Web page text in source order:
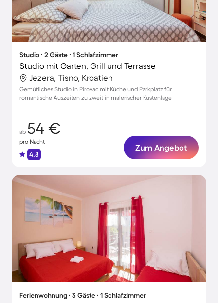
Studio ∙ 2 Gäste ∙ 1 Schlafzimmer
Studio mit Garten, Grill und Terrasse
Jezera, Tisno, Kroatien
Gemütliches Studio in Pirovac mit Küche und Parkplatz für
romantische Auszeiten zu zweit in malerischer Küstenlage
ab 54 €
pro Nacht
4.8
Zum Angebot
Ferienwohnung ∙ 3 Gäste ∙ 1 Schlafzimmer